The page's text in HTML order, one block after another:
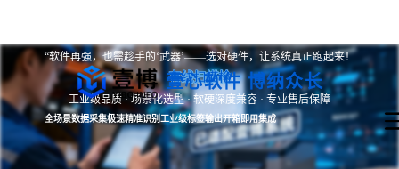
壹心软件 博纳众长
“软件再强，也需趁手的‘武器’——选对硬件，让系统真正跑起来！
有线扫描枪
工业级品质 · 场景化选型 · 软硬深度兼容 · 专业售后保障
全场景数据采集极速精准识别工业级标签输出开箱即用集成